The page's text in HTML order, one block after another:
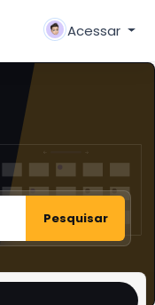
Acessar
Pesquisar